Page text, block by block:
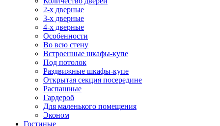
2-х дверные
3-х дверные
4-х дверные
Особенности
Во всю стену
Встроенные шкафы-купе
Под потолок
Раздвижные шкафы-купе
Открытая секция посередине
Распашные
Гардероб
Для маленького помещения
Эконом
Гостиные